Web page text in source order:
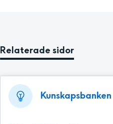
Relaterade sidor
Kunskapsbanken